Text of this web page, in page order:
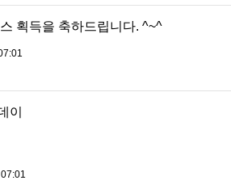
획득을 축하드립니다. ^~^
이